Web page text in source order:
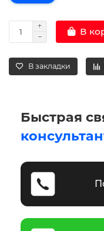
В
В закладки
Быстрая